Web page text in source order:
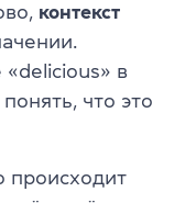
контекст
в
что это
происходит